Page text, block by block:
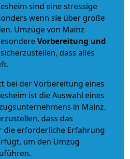
sind eine stressige
wenn sie über große
Umzüge von Mainz
Vorbereitung und
dass alles
bei der Vorbereitung eines
ist die Auswahl eines
in Mainz.
dass das
die erforderliche Erfahrung
um den Umzug